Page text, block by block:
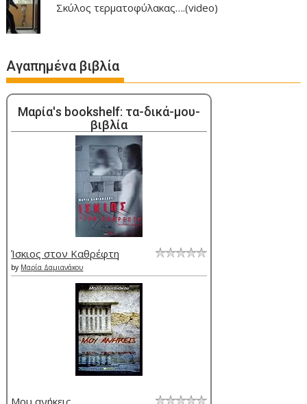
Σκύλος τερματοφύλακας….(video)
Αγαπημένα βιβλία
Μαρία's bookshelf: τα-δικά-μου-
βιβλία
Ίσκιος στον Καθρέφτη
by Μαρία Δαμιανάκου
Μου ανήκεις